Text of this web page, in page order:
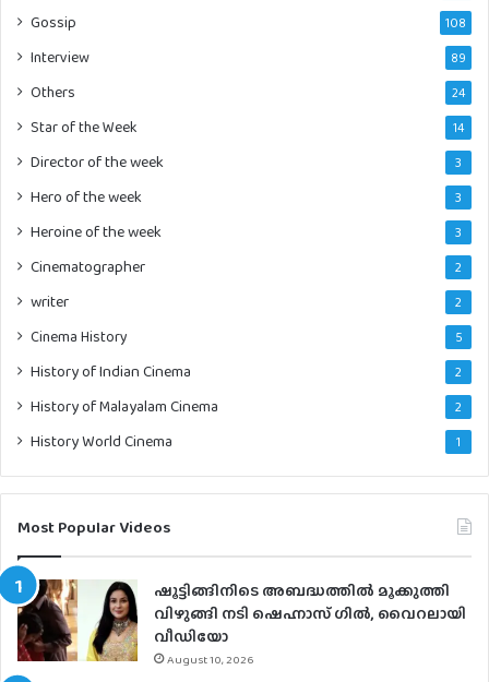
Gossip 108
Interview 89
Others 24
Star of the Week 14
Director of the week 3
Hero of the week 3
Heroine of the week 3
Cinematographer 2
writer 2
Cinema History 5
History of Indian Cinema 2
History of Malayalam Cinema 2
History World Cinema 1
Most Popular Videos
ഷൂട്ടിങ്ങിനിടെ അബദ്ധത്തില്‍ മൂക്കുത്തി
വിഴുങ്ങി നടി ഷെഹ്നാസ് ഗില്‍, വൈറലായി
വീഡിയോ
August 10, 2026